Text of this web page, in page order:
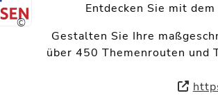
©
Entdecken Sie mit
Gestalten Sie Ihre
über 450 Themenrouten und